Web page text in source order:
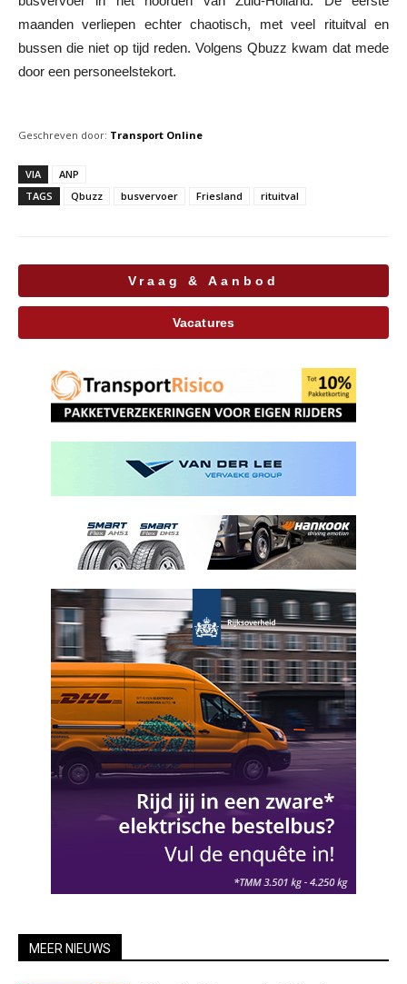
maanden verliepen echter chaotisch, met veel rituitval en
bussen die niet op tijd reden. Volgens Qbuzz kwam dat mede
door een personeelstekort.
Geschreven door: Transport Online
VIA
ANP
TAGS
Qbuzz busvervoer Friesland rituitval
Vraag & Aanbod
Vacatures
MEER NIEUWS